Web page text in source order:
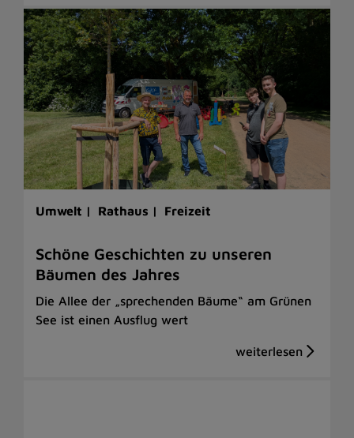
Umwelt | Rathaus | Freizeit
Schöne Geschichten zu unseren
Bäumen des Jahres
Die Allee der „sprechenden Bäume“ am Grünen
See ist einen Ausflug wert